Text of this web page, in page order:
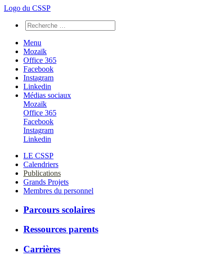
Logo du CSSP
Menu
Mozaïk
Office 365
Facebook
Instagram
Linkedin
Médias sociaux
Mozaïk
Office 365
Facebook
Instagram
Linkedin
LE CSSP
Calendriers
Publications
Grands Projets
Membres du personnel
Parcours scolaires
Ressources parents
Carrières